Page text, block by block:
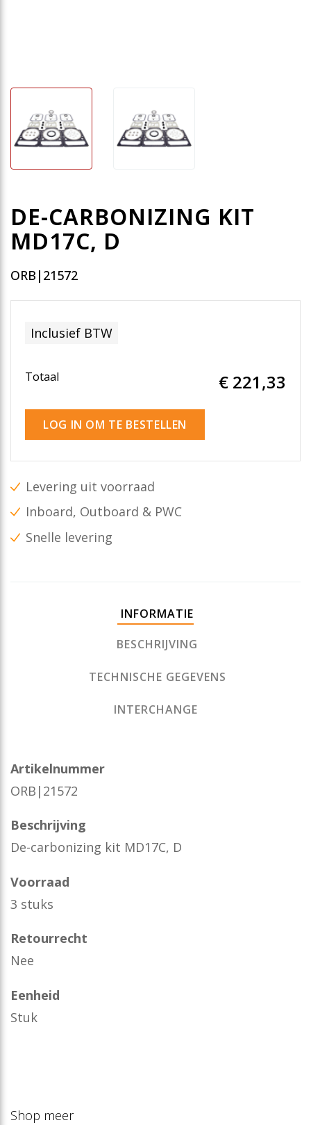
DE-CARBONIZING KIT
MD17C, D
ORB|21572
Inclusief BTW
Totaal € 221,33
LOG IN OM TE BESTELLEN
Levering uit voorraad
Inboard, Outboard & PWC
Snelle levering
INFORMATIE
BESCHRIJVING
TECHNISCHE GEGEVENS
INTERCHANGE
Artikelnummer
ORB|21572
Beschrijving
De-carbonizing kit MD17C, D
Voorraad
3 stuks
Retourrecht
Nee
Eenheid
Stuk
Shop meer